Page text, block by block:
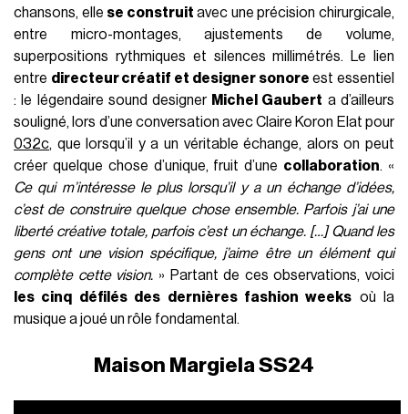
chansons, elle se construit avec une précision chirurgicale,
entre micro-montages, ajustements de volume,
superpositions rythmiques et silences millimétrés. Le lien
entre directeur créatif et designer sonore est essentiel
: le légendaire sound designer Michel Gaubert a d’ailleurs
souligné, lors d’une conversation avec Claire Koron Elat pour
032c, que lorsqu’il y a un véritable échange, alors on peut
créer quelque chose d’unique, fruit d’une collaboration. «
Ce qui m’intéresse le plus lorsqu’il y a un échange d’idées,
c’est de construire quelque chose ensemble. Parfois j’ai une
liberté créative totale, parfois c’est un échange. […] Quand les
gens ont une vision spécifique, j’aime être un élément qui
complète cette vision. » Partant de ces observations, voici
les cinq défilés des dernières fashion weeks où la
musique a joué un rôle fondamental.
Maison Margiela SS24